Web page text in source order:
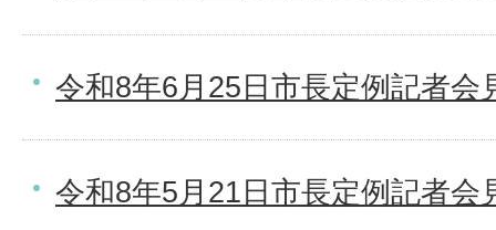
令和8年6月25日市長定例記者会
令和8年5月21日市長定例記者会